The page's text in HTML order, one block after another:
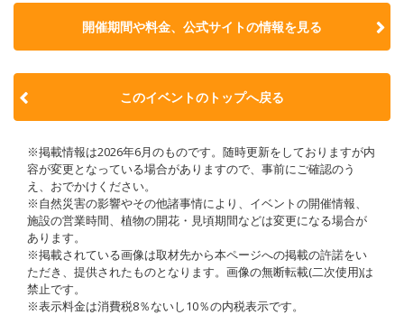
開催期間や料金、公式サイトの情報を見る
このイベントのトップへ戻る
※掲載情報は2026年6月のものです。随時更新をしておりますが内
容が変更となっている場合がありますので、事前にご確認のう
え、おでかけください。
※自然災害の影響やその他諸事情により、イベントの開催情報、
施設の営業時間、植物の開花・見頃期間などは変更になる場合が
あります。
※掲載されている画像は取材先から本ページへの掲載の許諾をい
ただき、提供されたものとなります。画像の無断転載(二次使用)は
禁止です。
※表示料金は消費税8％ないし10％の内税表示です。